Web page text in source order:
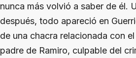
nunca más volvió a saber de él.
después, todo apareció en
de una chacra relacionada con
padre de Ramiro, culpable del